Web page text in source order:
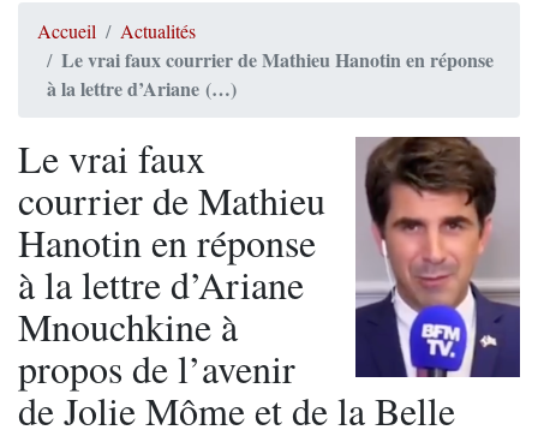
Accueil Actualités
Le vrai faux courrier de Mathieu Hanotin en réponse
à la lettre d’Ariane (…)
Le vrai faux
courrier de Mathieu
Hanotin en réponse
à la lettre d’Ariane
Mnouchkine à
propos de l’avenir
de Jolie Môme et de la Belle